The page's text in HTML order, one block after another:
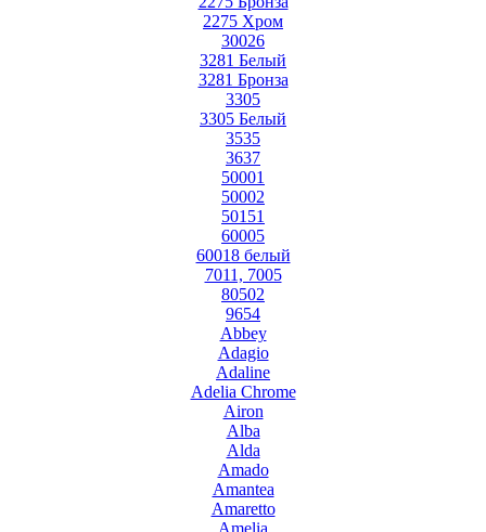
2275 Хром
30026
3281 Белый
3281 Бронза
3305
3305 Белый
3535
3637
50001
50002
50151
60005
60018 белый
7011, 7005
80502
9654
Abbey
Adagio
Adaline
Adelia Chrome
Airon
Alba
Alda
Amado
Amantea
Amaretto
Amelia